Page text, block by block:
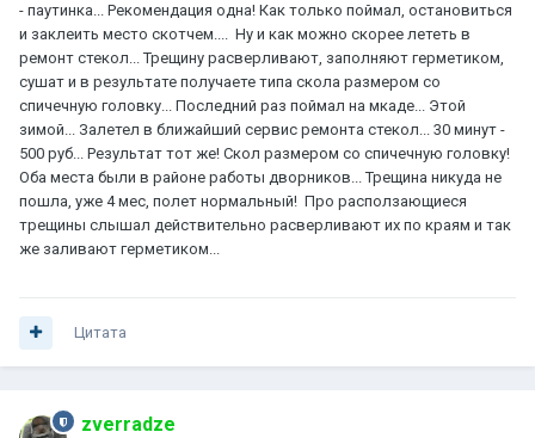
- паутинка... Рекомендация одна! Как только поймал, остановиться
и заклеить место скотчем.... Ну и как можно скорее лететь в
ремонт стекол... Трещину расверливают, заполняют герметиком,
сушат и в результате получаете типа скола размером со
спичечную головку... Последний раз поймал на мкаде... Этой
зимой... Залетел в ближайший сервис ремонта стекол... 30 минут -
500 руб... Результат тот же! Скол размером со спичечную головку!
Оба места были в районе работы дворников... Трещина никуда не
пошла, уже 4 мес, полет нормальный! Про расползающиеся
трещины слышал действительно расверливают их по краям и так
же заливают герметиком...
Цитата
zverradze